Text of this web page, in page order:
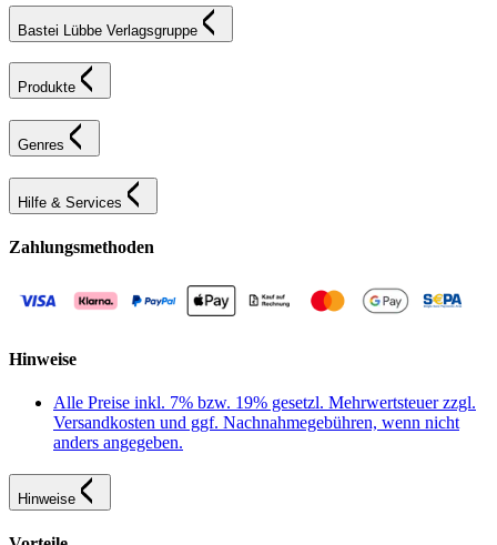
Bastei Lübbe Verlagsgruppe
Produkte
Genres
Hilfe & Services
Zahlungsmethoden
Hinweise
Alle Preise inkl. 7% bzw. 19% gesetzl. Mehrwertsteuer zzgl.
Versandkosten und ggf. Nachnahmegebühren, wenn nicht
anders angegeben.
Hinweise